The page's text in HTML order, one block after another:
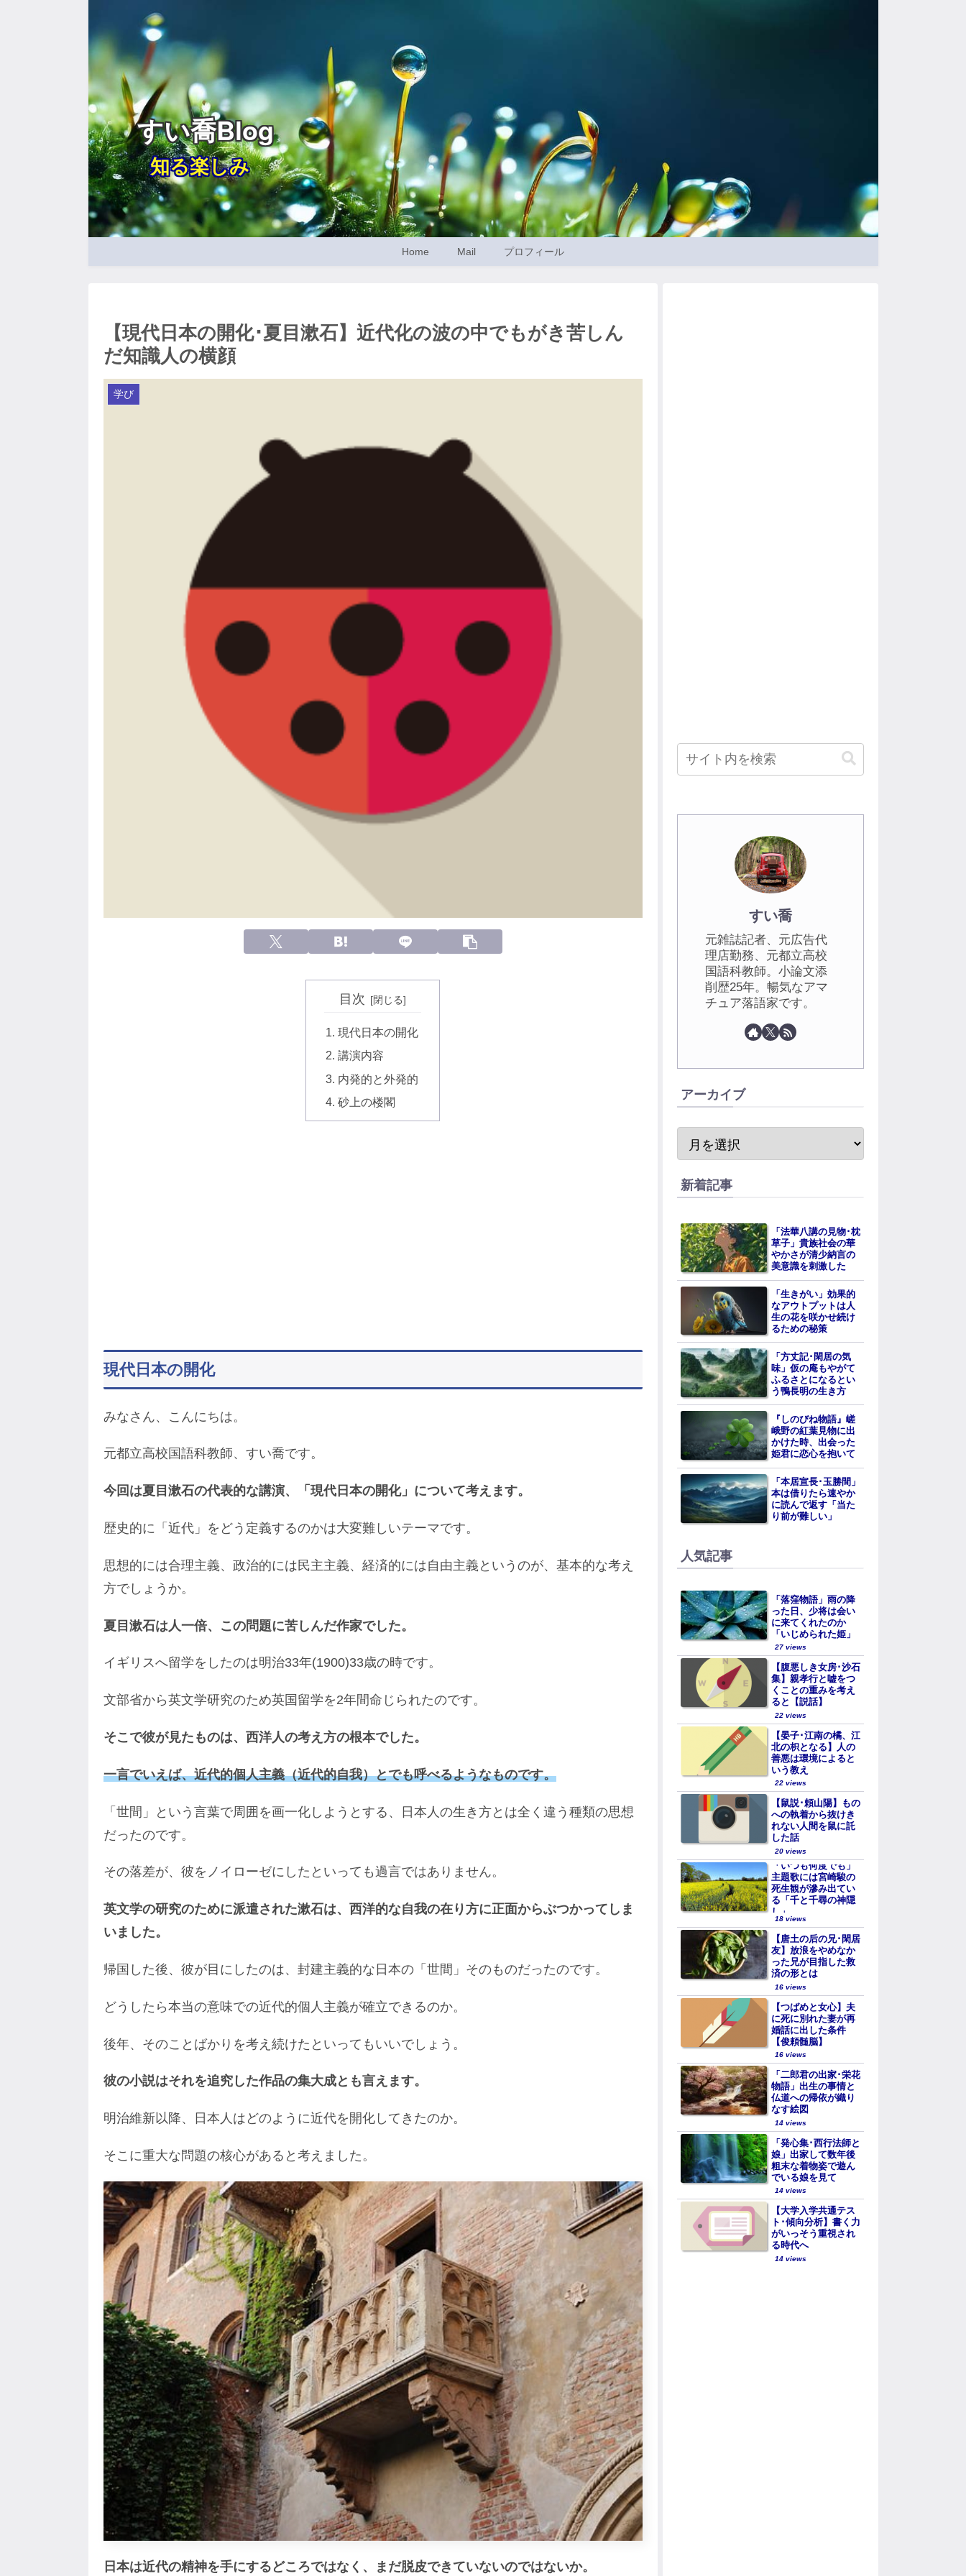
すい喬Blog
知る楽しみ
Home Mail プロフィール
【現代日本の開化･夏目漱石】近代化の波の中でもがき苦しん
だ知識人の横顔
学び
目次
現代日本の開化
講演内容
内発的と外発的
砂上の楼閣
現代日本の開化
みなさん、こんにちは。
元都立高校国語科教師、すい喬です。
今回は夏目漱石の代表的な講演、「現代日本の開化」について考えます。
歴史的に「近代」をどう定義するのかは大変難しいテーマです。
思想的には合理主義、政治的には民主主義、経済的には自由主義というのが、基本的な考え
方でしょうか。
夏目漱石は人一倍、この問題に苦しんだ作家でした。
イギリスへ留学をしたのは明治33年(1900)33歳の時です。
文部省から英文学研究のため英国留学を2年間命じられたのです。
そこで彼が見たものは、西洋人の考え方の根本でした。
一言でいえば、近代的個人主義（近代的自我）とでも呼べるようなものです。
「世間」という言葉で周囲を画一化しようとする、日本人の生き方とは全く違う種類の思想
だったのです。
その落差が、彼をノイローゼにしたといっても過言ではありません。
英文学の研究のために派遣された漱石は、西洋的な自我の在り方に正面からぶつかってしま
いました。
帰国した後、彼が目にしたのは、封建主義的な日本の「世間」そのものだったのです。
どうしたら本当の意味での近代的個人主義が確立できるのか。
後年、そのことばかりを考え続けたといってもいいでしょう。
彼の小説はそれを追究した作品の集大成とも言えます。
明治維新以降、日本人はどのように近代を開化してきたのか。
そこに重大な問題の核心があると考えました。
日本は近代の精神を手にするどころではなく、まだ脱皮できていないのではないか。
すい喬
元雑誌記者、元広告代
理店勤務、元都立高校
国語科教師。小論文添
削歴25年。暢気なアマ
チュア落語家です。
アーカイブ
新着記事
「法華八講の見物･枕
草子」貴族社会の華
やかさが清少納言の
美意識を刺激した
「生きがい」効果的
なアウトプットは人
生の花を咲かせ続け
るための秘策
「方丈記･閑居の気
味」仮の庵もやがて
ふるさとになるとい
う鴨長明の生き方
『しのびね物語』嵯
峨野の紅葉見物に出
かけた時、出会った
姫君に恋心を抱いて
「本居宣長･玉勝間」
本は借りたら速やか
に読んで返す「当た
り前が難しい」
人気記事
「落窪物語」雨の降
った日、少将は会い
に来てくれたのか
「いじめられた姫」
27 views
【腹悪しき女房･沙石
集】親孝行と嘘をつ
くことの重みを考え
ると【説話】
22 views
【晏子･江南の橘、江
北の枳となる】人の
善悪は環境によると
いう教え
22 views
【鼠説･頼山陽】もの
への執着から抜けき
れない人間を鼠に託
した話
20 views
「いつも何度でも」
主題歌には宮崎駿の
死生観が滲み出てい
る「千と千尋の神隠
し」
18 views
【唐土の后の兄･閑居
友】放浪をやめなか
った兄が目指した救
済の形とは
16 views
【つばめと女心】夫
に死に別れた妻が再
婚話に出した条件
【俊頼髄脳】
16 views
「二郎君の出家･栄花
物語」出生の事情と
仏道への帰依が織り
なす絵図
14 views
「発心集･西行法師と
娘」出家して数年後
粗末な着物姿で遊ん
でいる娘を見て
14 views
【大学入学共通テス
ト･傾向分析】書く力
がいっそう重視され
る時代へ
14 views